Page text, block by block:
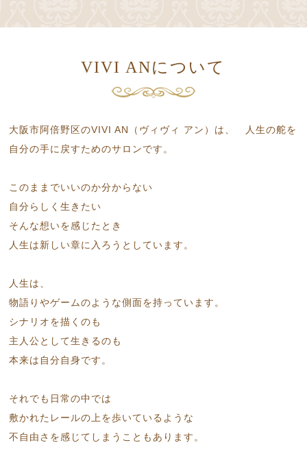
VIVI ANについて
大阪市阿倍野区のVIVI AN（ヴィヴィ アン）は、
人生の舵を
自分の手に戻すためのサロンです。
このままでいいのか分からない
自分らしく生きたい
そんな想いを感じたとき
人生は新しい章に入ろうとしています。
人生は、
物語りやゲームのような側面を持っています。
シナリオを描くのも
主人公として生きるのも
本来は自分自身です。
それでも日常の中では
敷かれたレールの上を歩いているような
不自由さを感じてしまうこともあります。